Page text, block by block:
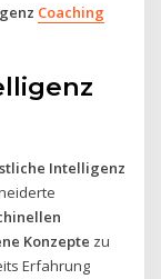
Coaching
Intelligenz
Konzepte zu
Erfahrung